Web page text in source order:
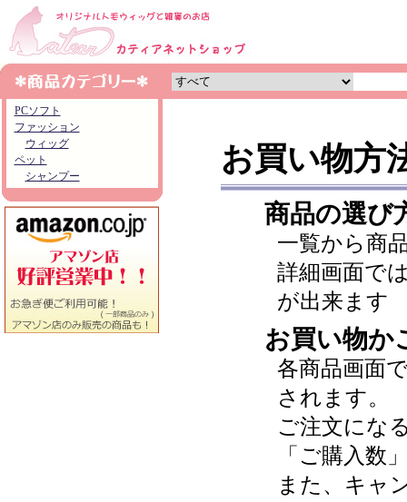
PCソフト
ファッション
ウィッグ
ペット
シャンプー
お買い物方
商品の選び
一覧から商
詳細画面で
が出来ます
お買い物か
各商品画面
されます。
ご注文にな
「ご購入数
また、キャ